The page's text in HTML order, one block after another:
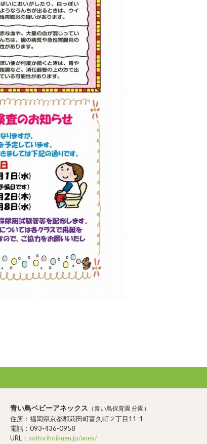
青い鳥ベビーアネックス （青い鳥保育園 分園）
住所：福岡県京都郡苅田町富久町２丁目11-1
電話：093-436-0958
URL： aoitorihoikuen.jp/anex/